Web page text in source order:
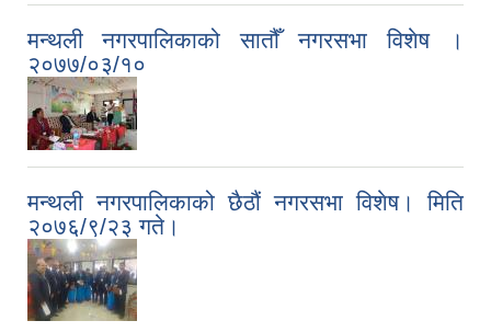
मन्थली नगरपालिकाको सातौँ नगरसभा विशेष ।
२०७७/०३/१०
मन्थली नगरपालिकाको छैठौं नगरसभा विशेष। मिति
२०७६/९/२३ गते।